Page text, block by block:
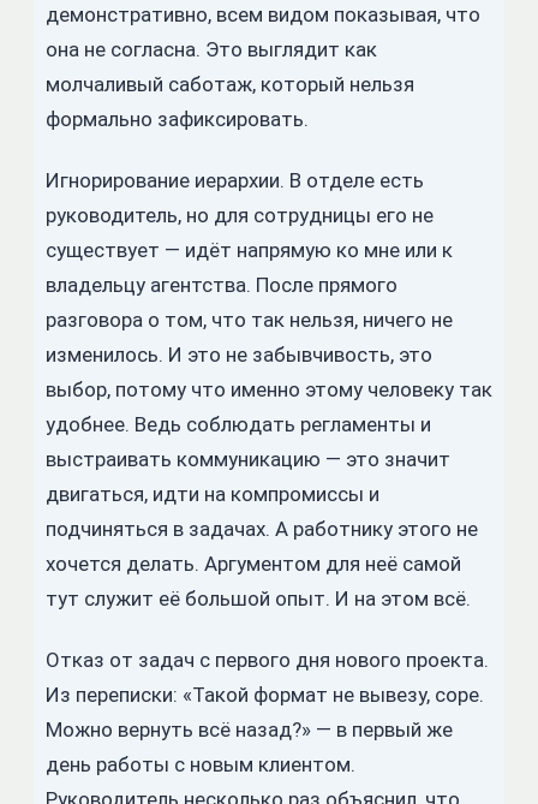
демонстративно, всем видом показывая, что
она не согласна. Это выглядит как
молчаливый саботаж, который нельзя
формально зафиксировать.
Игнорирование иерархии. В отделе есть
руководитель, но для сотрудницы его не
существует — идёт напрямую ко мне или к
владельцу агентства. После прямого
разговора о том, что так нельзя, ничего не
изменилось. И это не забывчивость, это
выбор, потому что именно этому человеку так
удобнее. Ведь соблюдать регламенты и
выстраивать коммуникацию — это значит
двигаться, идти на компромиссы и
подчиняться в задачах. А работнику этого не
хочется делать. Аргументом для неё самой
тут служит её большой опыт. И на этом всё.
Отказ от задач с первого дня нового проекта.
Из переписки: «Такой формат не вывезу, соре.
Можно вернуть всё назад?» — в первый же
день работы с новым клиентом.
Руководитель несколько раз объяснил, что